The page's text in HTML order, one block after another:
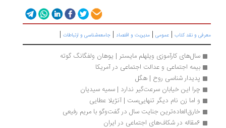
و نقد کتاب|عمومی |مدیریت و اقتصاد | جامعه‌شناسی و ارتباطات|
سال‌های کارآموزی ویلهلم مایستر | یوهان ولفگانگ گوته
بیمه اجتماعی و عدالت اجتماعی در آمریکا
پدیدار شناسی روح | هگل
چرا این خیابان سرعت‌گیر ندارد | سمیه سیدیان
و اما زن نام دیگر تنهایی‌ست | آنژیلا عطایی
خارق‌العاده‌‌ترین جنایت سال در گفت‌وگو با مریم رفیعی